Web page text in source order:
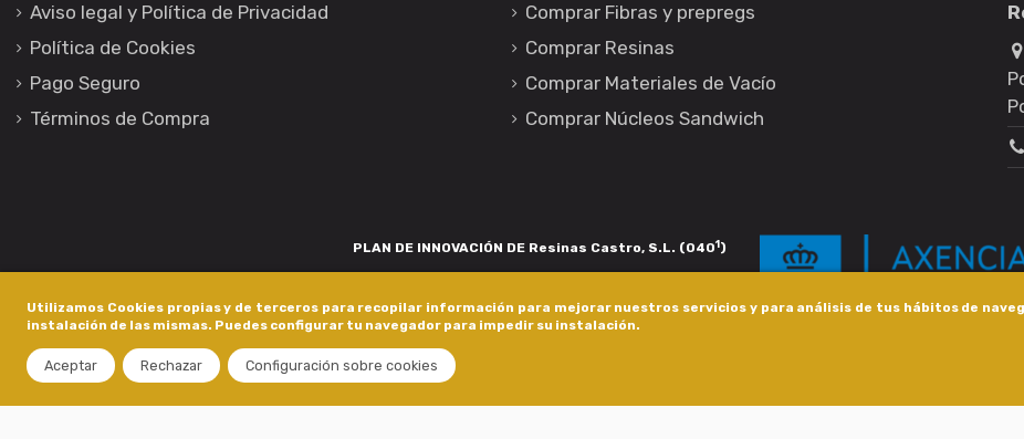
Utilizamos Cookies propias y de terceros para recopilar información para mejorar nuestros servicios y para análisis de tus hábitos de
instalación de las mismas. Puedes configurar tu navegador para impedir su instalación.
Aceptar Rechazar Configuración sobre cookies
Aviso legal y Política de Privacidad
Política de Cookies
Pago Seguro
Términos de Compra
Comprar Fibras y prepregs
Comprar Resinas
Comprar Materiales de Vacío
Comprar Núcleos Sandwich
PLAN DE INNOVACIÓN DE Resinas Castro, S.L. (0401 )
está financiada pola Xunta de Galicia, a través de axudas concedidas pola Axencia Galega de Innovación,
dentro do programa de axudas a empresa. InnovaPeme 2023.